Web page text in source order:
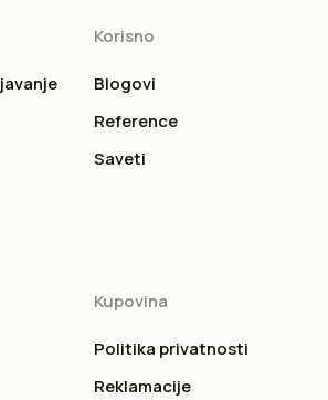
Korisno
Blogovi
Reference
Saveti
Kupovina
Politika privatnosti
Reklamacije